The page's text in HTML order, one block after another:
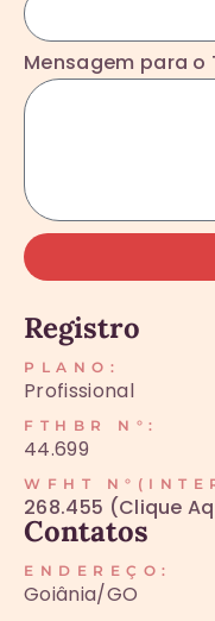
Mensagem para o
Registro
PLANO:
Profissional
FTHBR N°:
44.699
WFHT
268.455 (Clique
Contatos
ENDEREÇO:
Goiânia/GO